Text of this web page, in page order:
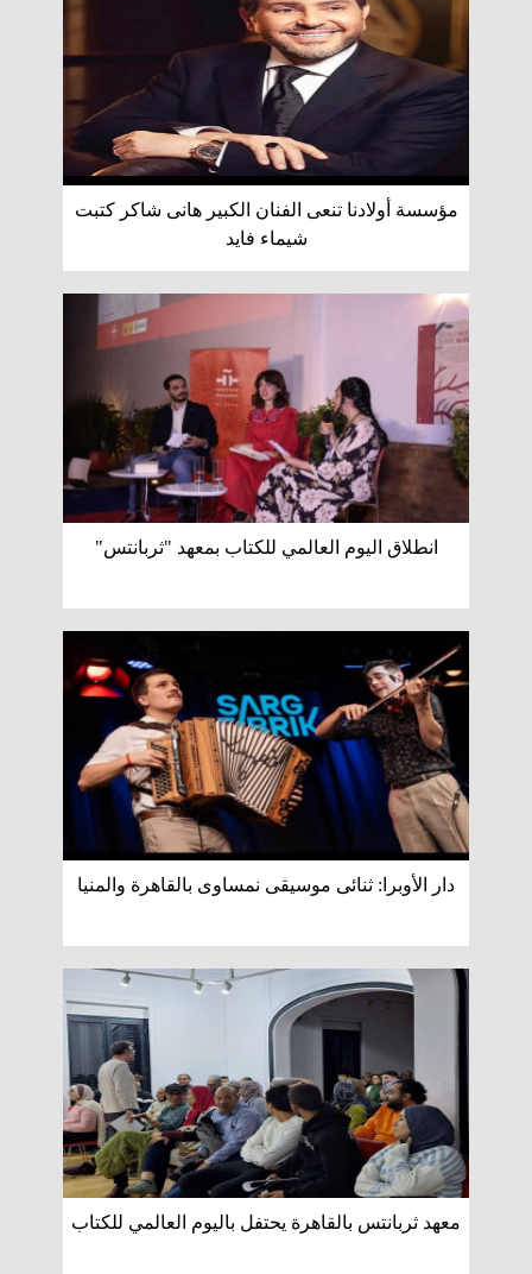
مؤسسة أولادنا تنعى الفنان الكبير هانى شاكر كتبت
شيماء فايد
انطلاق اليوم العالمي للكتاب بمعهد "ثربانتس"
دار الأوبرا: ثنائى موسيقى نمساوى بالقاهرة والمنيا
معهد ثربانتس بالقاهرة يحتفل باليوم العالمي للكتاب